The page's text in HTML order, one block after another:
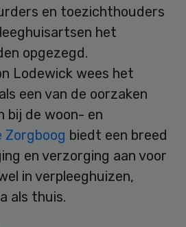
en toezichthouders
het
opgezegd.
Lodewick wees het
een van de oorzaken
bij de woon- en
Zorgboog biedt een breed
en verzorging aan voor
in verpleeghuizen,
als thuis.